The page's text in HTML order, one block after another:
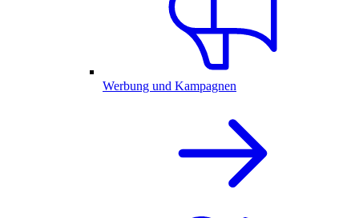
Werbung und Kampagnen